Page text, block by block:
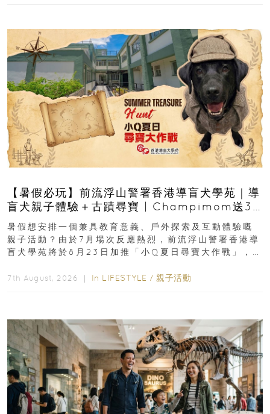
【暑假必玩】前流浮山警署香港導盲犬學苑｜導
盲犬親子體驗＋古蹟尋寶 | Champimom送3
組免費名額
暑假想安排一個兼具教育意義、戶外探索及互動體驗嘅
親子活動？由於7月場次反應熱烈，前流浮山警署香港導
盲犬學苑將於8月23日加推「小Q夏日尋寶大作戰」，家
7th August, 2026 ｜ In LIFESTYLE / 親子活動